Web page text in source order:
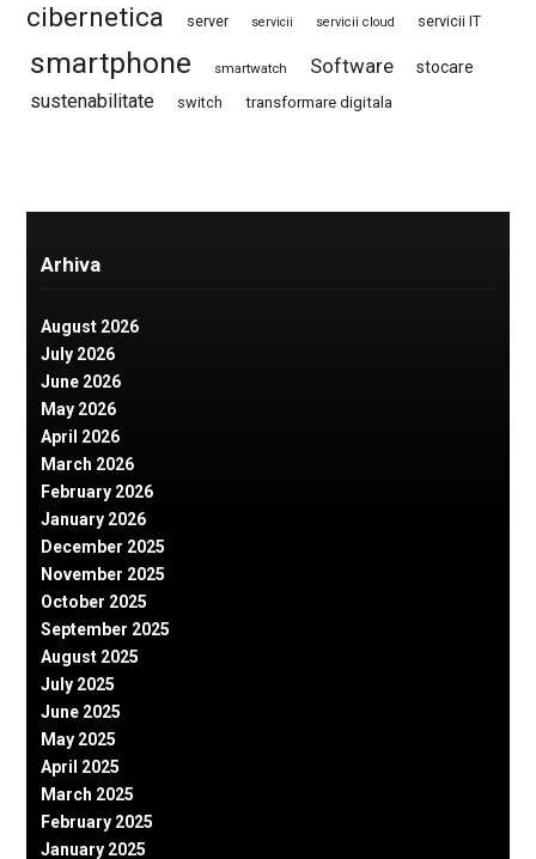
cibernetica
server servicii servicii cloud servicii IT
smartphone smartwatch Software stocare
sustenabilitate switch transformare digitala
Arhiva
August 2026
July 2026
June 2026
May 2026
April 2026
March 2026
February 2026
January 2026
December 2025
November 2025
October 2025
September 2025
August 2025
July 2025
June 2025
May 2025
April 2025
March 2025
February 2025
January 2025